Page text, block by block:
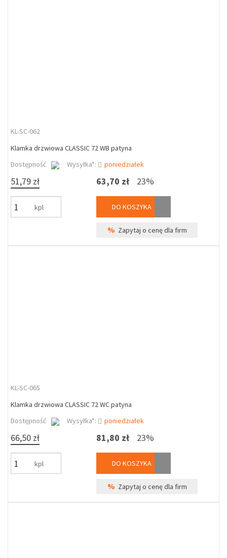
KL-SC-062
Klamka drzwiowa CLASSIC 72 WB patyna
Dostępność
Wysyłka*: poniedziałek
51,79 zł
kpl
63,70 zł 23%
DO KOSZYKA
% Zapytaj o cenę dla firm
KL-SC-065
Klamka drzwiowa CLASSIC 72 WC patyna
Dostępność
Wysyłka*: poniedziałek
66,50 zł
kpl
81,80 zł 23%
DO KOSZYKA
% Zapytaj o cenę dla firm